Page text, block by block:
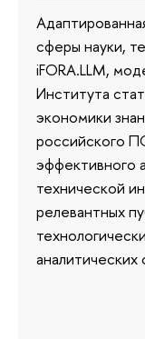
сферы науки,
iFORA.LLM,
Института
экономики
российского
эффективного
технической
релевантных
аналитических